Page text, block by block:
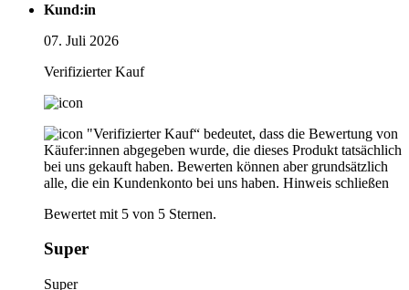
Kund:in
07. Juli 2026
Verifizierter Kauf
"Verifizierter Kauf“ bedeutet, dass die Bewertung von
Käufer:innen abgegeben wurde, die dieses Produkt tatsächlich
bei uns gekauft haben. Bewerten können aber grundsätzlich
alle, die ein Kundenkonto bei uns haben. Hinweis schließen
Bewertet mit 5 von 5 Sternen.
Super
Super